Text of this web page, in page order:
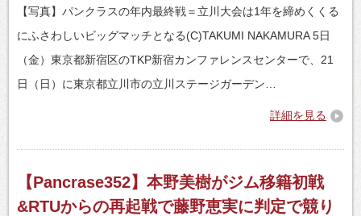
【写真】パンクラスの年内最終戦＝立川大会は1年を締めくくる
にふさわしいビッグマッチとなる(C)TAKUMI NAKAMURA 5日
（金）東京都新宿区のTKP新宿カンファレンスセンターで、21
日（日）に東京都立川市の立川ステージガーデン…
詳細を見る
【Pancrase352】本野美樹がジム移籍初戦
&RTUからの再起戦で藤野恵実に判定で競り